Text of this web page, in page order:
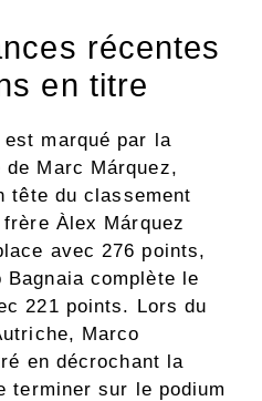
récentes
en titre
est marqué par la
Marc Márquez,
tête du classement
Àlex Márquez
avec 276 points,
complète le
221 points. Lors du
Marco
en décrochant la
terminer sur le podium